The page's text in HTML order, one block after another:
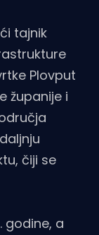
tajnik
Plovput
županije i
čiji se
godine, a